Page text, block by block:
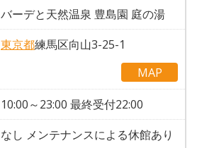
バーデと天然温泉 豊島園 庭の湯
東京都練馬区向山3-25-1
MAP
10:00～23:00 最終受付22:00
なし メンテナンスによる休館あり